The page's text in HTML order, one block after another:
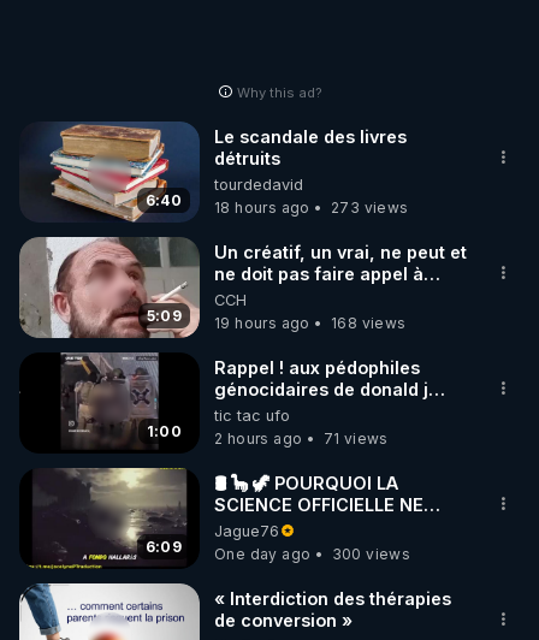
Why this ad?
6:40
Le scandale des livres
détruits
tourdedavid
18 hours ago
273 views
5:09
Un créatif, un vrai, ne peut et
ne doit pas faire appel à
l'intelligence artificielle
CCH
19 hours ago
168 views
1:00
Rappel ! aux pédophiles
génocidaires de donald j
trump et ses supporters
trumpistes 424et 666.
tic tac ufo
2 hours ago
71 views
6:09
🛢 🦕 🦖 POURQUOI LA
SCIENCE OFFICIELLE NE
CONNAÎT-ELLE PAS LA VRAIE
ORIGINE DU PÉTROLE ?
Jague76
One day ago
300 views
« Interdiction des thérapies
de conversion »